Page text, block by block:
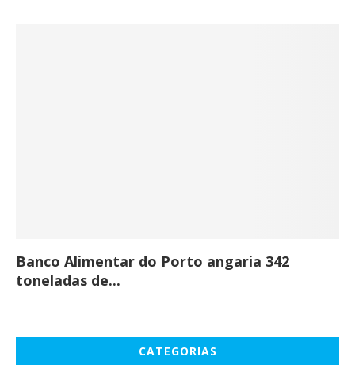
Banco Alimentar do Porto angaria 342
toneladas de...
CATEGORIAS